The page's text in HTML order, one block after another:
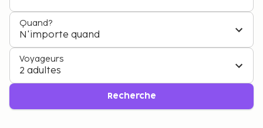
Quand?
N'importe quand
Voyageurs
2 adultes
Recherche